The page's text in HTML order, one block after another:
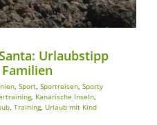
Urlaubstipp
, Sport, Sportreisen, Sporty
, Kanarische Inseln,
, Training, Urlaub mit Kind